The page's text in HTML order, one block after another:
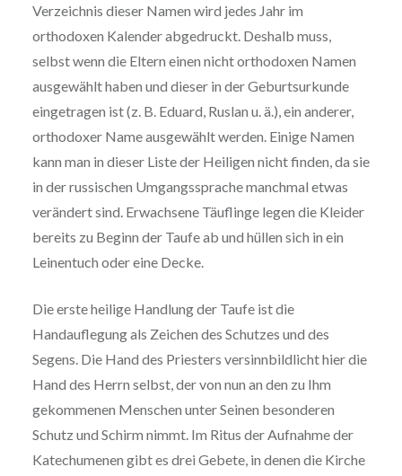
Verzeichnis dieser Namen wird jedes Jahr im
orthodoxen Kalender abgedruckt. Deshalb muss,
selbst wenn die Eltern einen nicht orthodoxen Namen
ausgewählt haben und dieser in der Geburtsurkunde
eingetragen ist (z. B. Eduard, Ruslan u. ä.), ein anderer,
orthodoxer Name ausgewählt werden. Einige Namen
kann man in dieser Liste der Heiligen nicht finden, da sie
in der russischen Umgangssprache manchmal etwas
verändert sind. Erwachsene Täuflinge legen die Kleider
bereits zu Beginn der Taufe ab und hüllen sich in ein
Leinentuch oder eine Decke.
Die erste heilige Handlung der Taufe ist die
Handauflegung als Zeichen des Schutzes und des
Segens. Die Hand des Priesters versinnbildlicht hier die
Hand des Herrn selbst, der von nun an den zu Ihm
gekommenen Menschen unter Seinen besonderen
Schutz und Schirm nimmt. Im Ritus der Aufnahme der
Katechumenen gibt es drei Gebete, in denen die Kirche